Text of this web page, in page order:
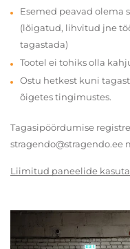
Esemed peavad olema
(lõigatud, lihvitud jne
tagastada)
Tootel ei tohiks olla
Ostu hetkest kuni
õigetes tingimustes.
Tagasipöördumise
stragendo@stragendo.ee
Liimitud paneelide